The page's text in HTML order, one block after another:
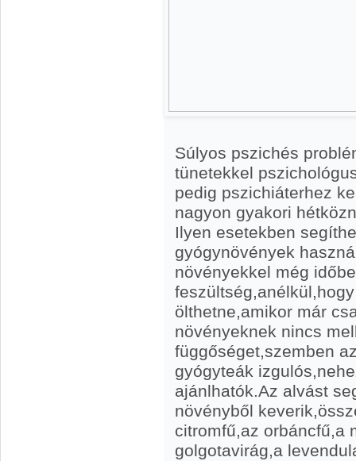
Súlyos pszichés
tünetekkel
pedig pszichiáterhez
nagyon gyakori
Ilyen esetekben
gyógynövények
növényekkel még
ölthetne,amikor már
növényeknek nincs
függőséget,szemben
gyógyteák
ajánlhatók.Az alvást
növényből
citromfű,az orbáncfű,a
golgotavirág,a